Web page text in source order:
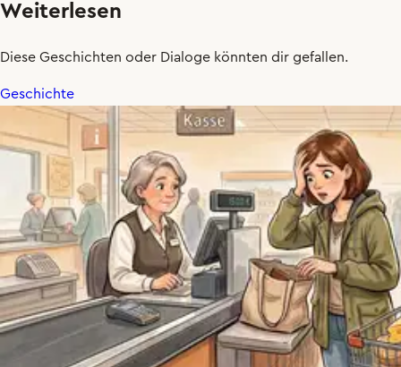
Weiterlesen
Diese Geschichten oder Dialoge könnten dir gefallen.
Geschichte